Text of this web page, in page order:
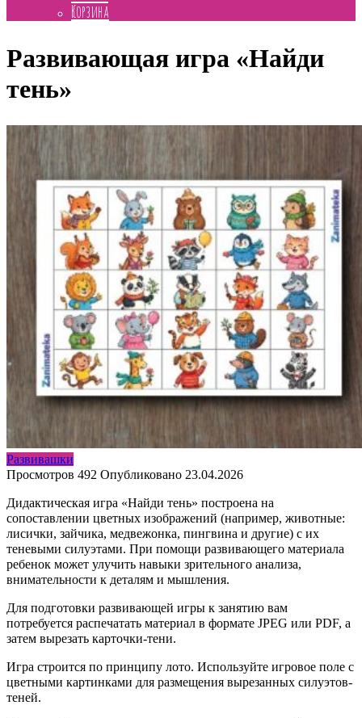
Корзина
Развивающая игра «Найди
тень»
Развивашки
Просмотров 492 Опубликовано 23.04.2026
Дидактическая игра «Найди тень» построена на
сопоставлении цветных изображений (например, животные:
лисички, зайчика, медвежонка, пингвина и другие) с их
теневыми силуэтами. При помощи развивающего материала
ребенок может улучить навыки зрительного анализа,
внимательности к деталям и мышления.
Для подготовки развивающей игры к занятию вам
потребуется распечатать материал в формате JPEG или PDF, а
затем вырезать карточки-тени.
Игра строится по принципу лото. Используйте игровое поле с
цветными картинками для размещения вырезанных силуэтов-
теней.